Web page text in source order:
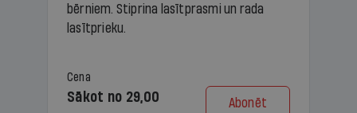
bērniem. Stiprina lasītprasmi un rada
lasītprieku.
Cena
Sākot no 29,00
Abonēt